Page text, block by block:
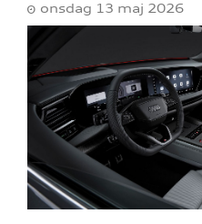
onsdag 13 maj 2026